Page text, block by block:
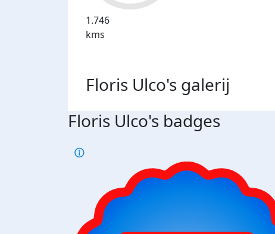
1.746
kms
Floris Ulco's galerij
Floris Ulco's badges